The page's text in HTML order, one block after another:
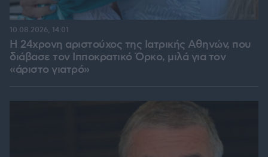
Η 24χρονη αριστούχος της Ιατρικής Αθηνών, που
διάβασε τον Ιπποκρατικό Όρκο, μιλά για τον
«άριστο γιατρό»
10.08.2026, 14:01